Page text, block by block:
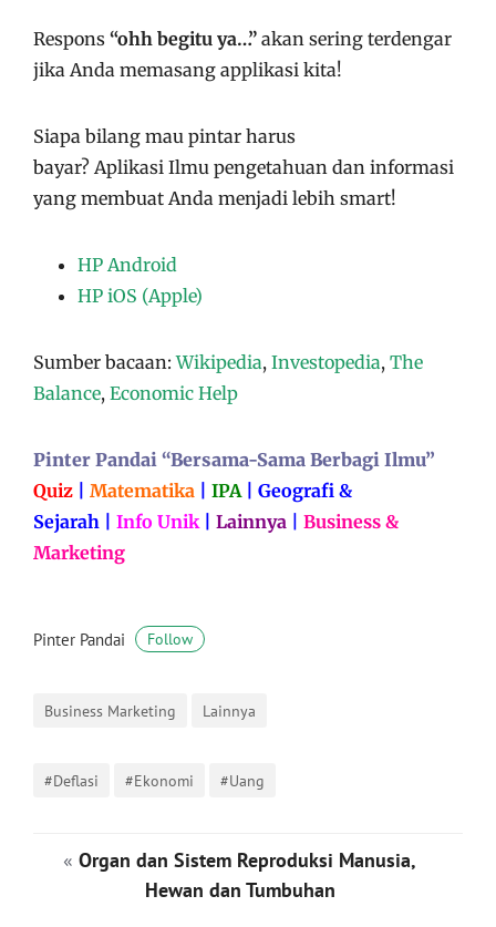
Respons “ohh begitu ya…” akan sering terdengar
jika Anda memasang applikasi kita!
Siapa bilang mau pintar harus
bayar? Aplikasi Ilmu pengetahuan dan informasi
yang membuat Anda menjadi lebih smart!
HP Android
HP iOS (Apple)
Sumber bacaan:Wikipedia, Investopedia, The
Balance, Economic Help
Pinter Pandai “Bersama-Sama Berbagi Ilmu”
Quiz
Matematika IPA
Geografi &
Sejarah
Info Unik Lainnya
Business &
Marketing
Pinter Pandai Follow
Business Marketing Lainnya
#Deflasi #Ekonomi #Uang
« Organ dan Sistem Reproduksi Manusia,
Hewan dan Tumbuhan